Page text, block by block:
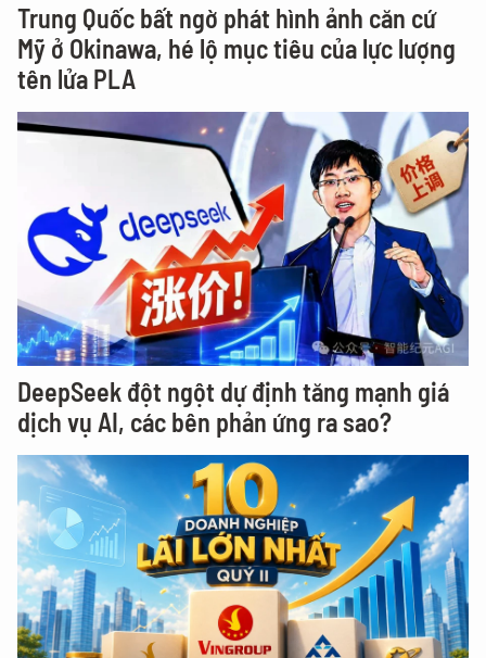
Trung Quốc bất ngờ phát hình ảnh căn cứ
Mỹ ở Okinawa, hé lộ mục tiêu của lực lượng
tên lửa PLA
DeepSeek đột ngột dự định tăng mạnh giá
dịch vụ AI, các bên phản ứng ra sao?